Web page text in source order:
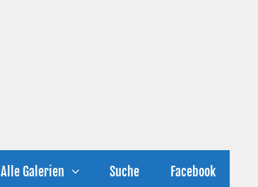
Alle Galerien Suche Facebook